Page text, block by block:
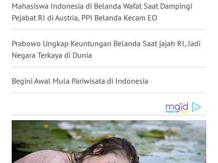
Mahasiswa Indonesia di Belanda Wafat Saat Dampingi
Pejabat RI di Austria, PPI Belanda Kecam EO
Prabowo Ungkap Keuntungan Belanda Saat jajah RI, Jadi
Negara Terkaya di Dunia
Begini Awal Mula Pariwisata di Indonesia
JOGJA
JATIM
BALI
KALBAR
WN
KALTENG